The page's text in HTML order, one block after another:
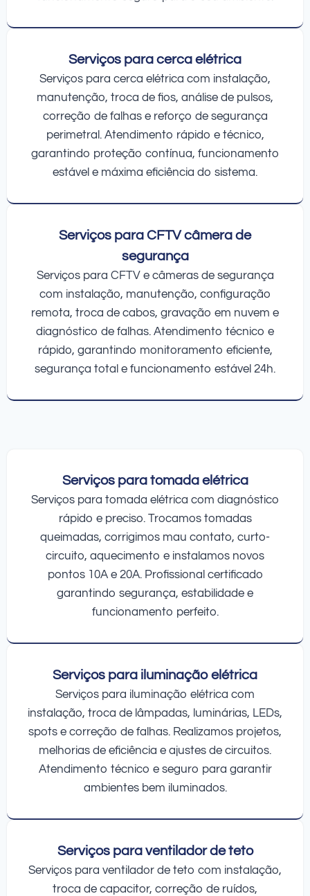
Serviços para cerca elétrica
Serviços para cerca elétrica com instalação,
manutenção, troca de fios, análise de pulsos,
correção de falhas e reforço de segurança
perimetral. Atendimento rápido e técnico,
garantindo proteção contínua, funcionamento
estável e máxima eficiência do sistema.
Serviços para CFTV câmera de
segurança
Serviços para CFTV e câmeras de segurança
com instalação, manutenção, configuração
remota, troca de cabos, gravação em nuvem e
diagnóstico de falhas. Atendimento técnico e
rápido, garantindo monitoramento eficiente,
segurança total e funcionamento estável 24h.
Serviços para tomada elétrica
Serviços para tomada elétrica com diagnóstico
rápido e preciso. Trocamos tomadas
queimadas, corrigimos mau contato, curto-
circuito, aquecimento e instalamos novos
pontos 10A e 20A. Profissional certificado
garantindo segurança, estabilidade e
funcionamento perfeito.
Serviços para iluminação elétrica
Serviços para iluminação elétrica com
instalação, troca de lâmpadas, luminárias, LEDs,
spots e correção de falhas. Realizamos projetos,
melhorias de eficiência e ajustes de circuitos.
Atendimento técnico e seguro para garantir
ambientes bem iluminados.
Serviços para ventilador de teto
Serviços para ventilador de teto com instalação,
troca de capacitor, correção de ruídos,